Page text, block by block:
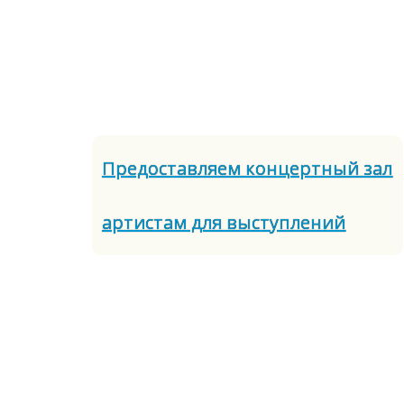
Предоставляем концертный зал
артистам для выступлений